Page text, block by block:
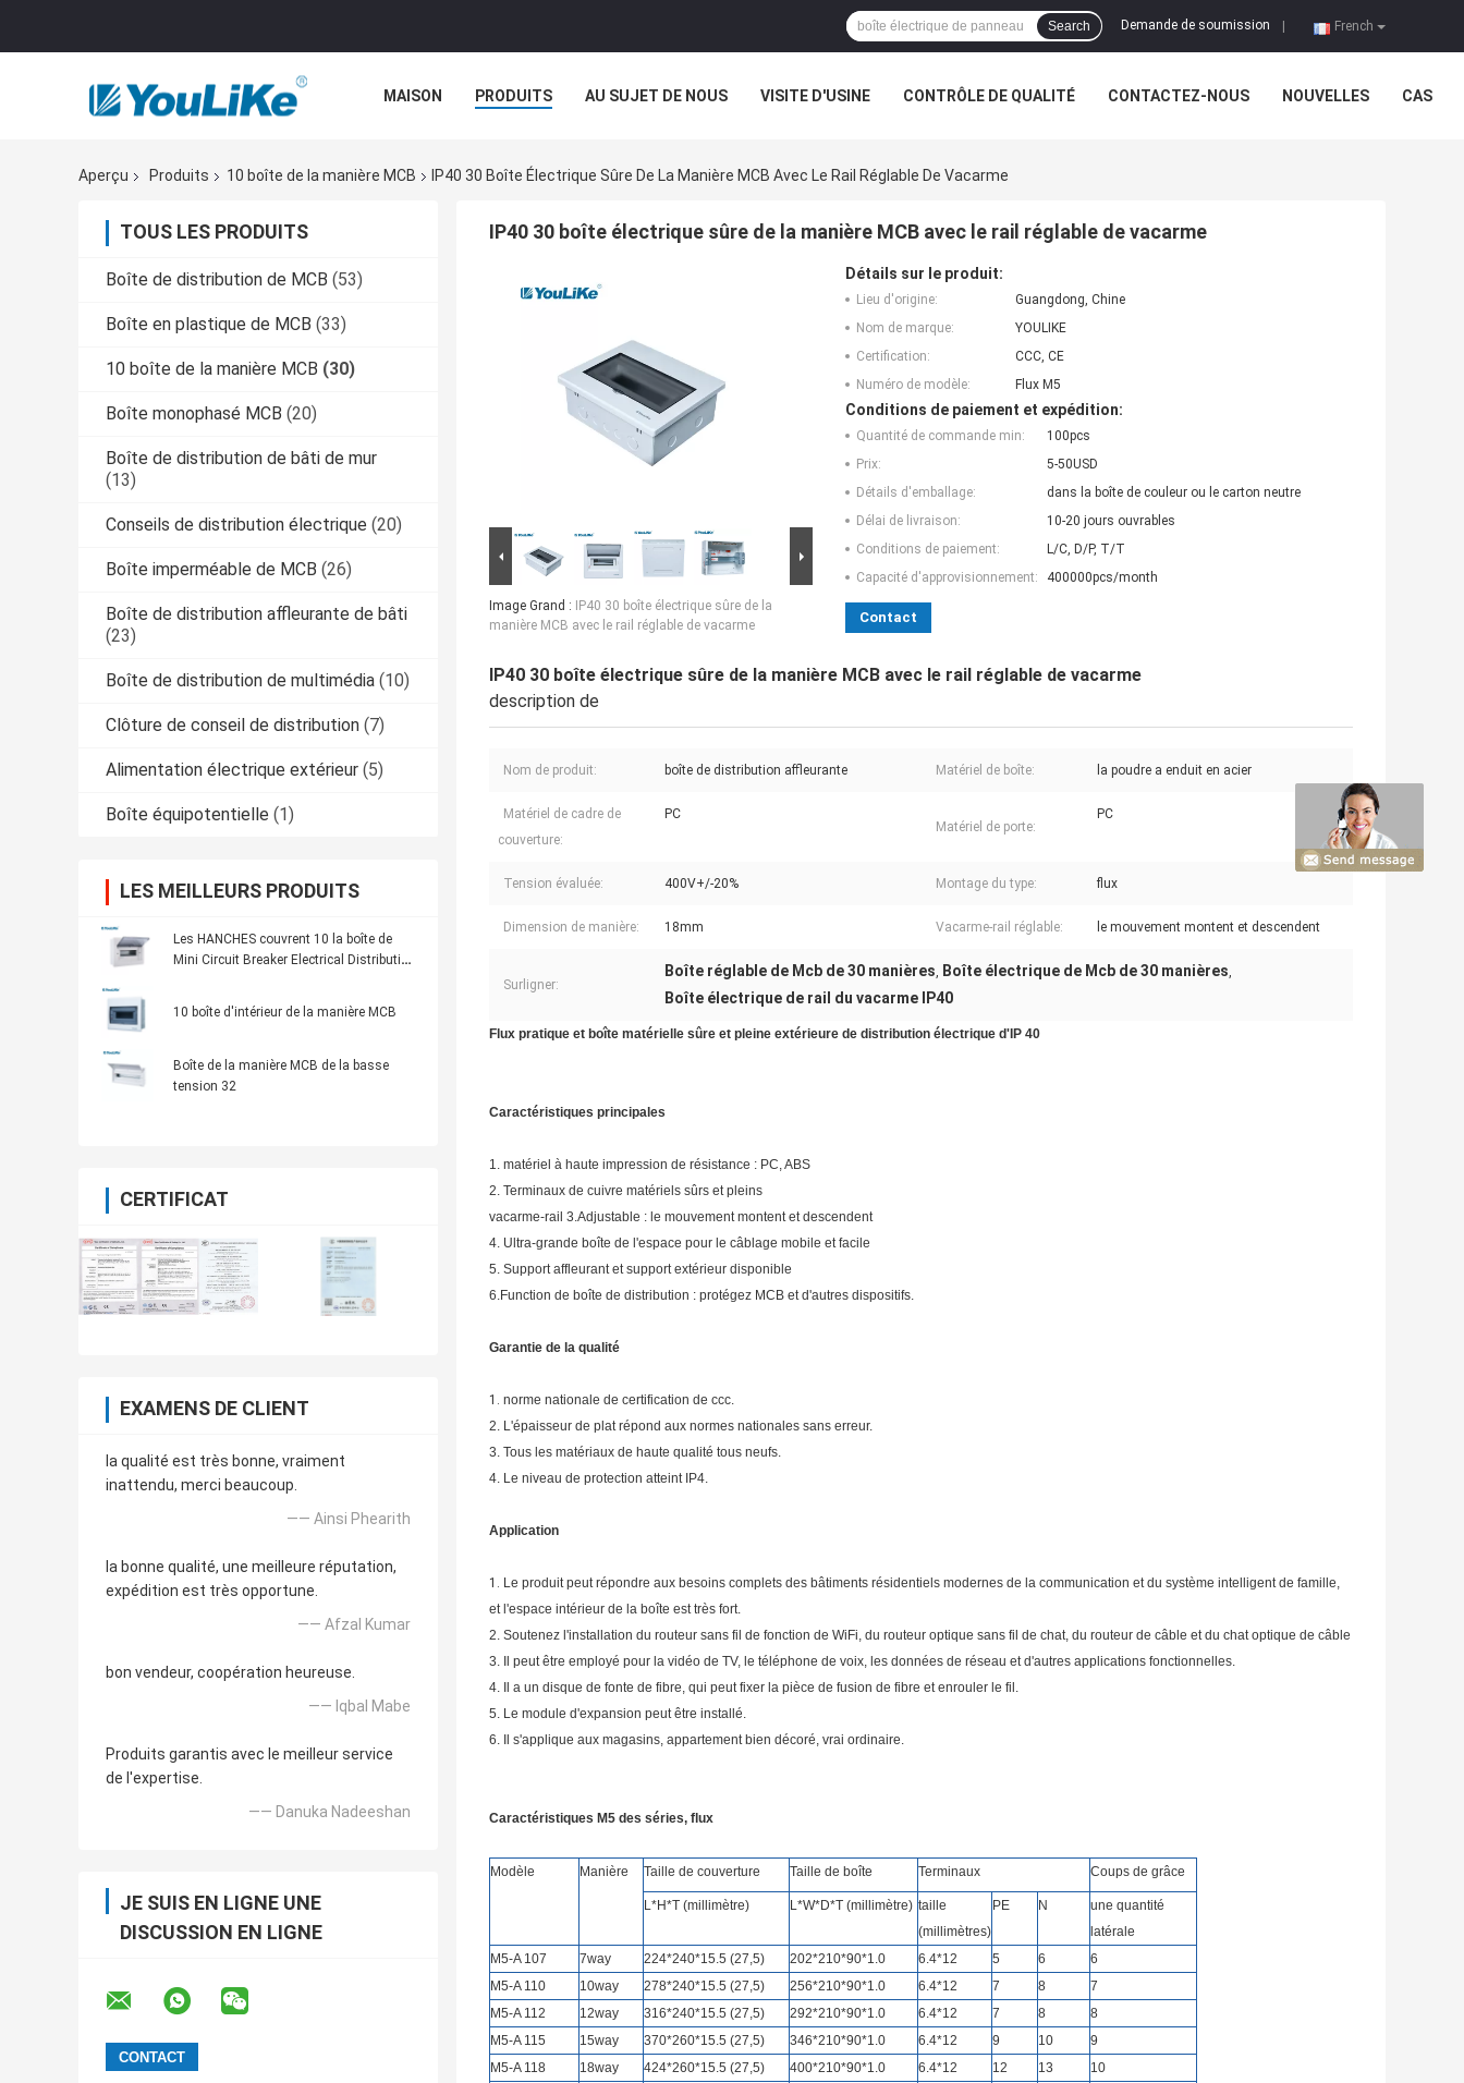
French
Demande de soumission
Search
MAISON PRODUITS AU SUJET DE NOUS VISITE D'USINE CONTRÔLE DE QUALITÉ CONTACTEZ-NOUS NOUVELLES CAS
Aperçu Produits 10 boîte de la manière MCB IP40 30 Boîte Électrique Sûre De La Manière MCB Avec Le Rail Réglable De Vacarme
TOUS LES PRODUITS
Boîte de distribution de MCB (53)
Boîte en plastique de MCB (33)
10 boîte de la manière MCB (30)
Boîte monophasé MCB (20)
Boîte de distribution de bâti de mur
(13)
Conseils de distribution électrique (20)
Boîte imperméable de MCB (26)
Boîte de distribution affleurante de bâti
(23)
Boîte de distribution de multimédia (10)
Clôture de conseil de distribution (7)
Alimentation électrique extérieur (5)
Boîte équipotentielle (1)
LES MEILLEURS PRODUITS
Les HANCHES couvrent 10 la boîte de
Mini Circuit Breaker Electrical Distribution
10 boîte d'intérieur de la manière MCB
Boîte de la manière MCB de la basse
tension 32
CERTIFICAT
EXAMENS DE CLIENT
la qualité est très bonne, vraiment
inattendu, merci beaucoup.
—— Ainsi Phearith
la bonne qualité, une meilleure réputation,
expédition est très opportune.
—— Afzal Kumar
bon vendeur, coopération heureuse.
—— Iqbal Mabe
Produits garantis avec le meilleur service
de l'expertise.
—— Danuka Nadeeshan
JE SUIS EN LIGNE UNE
DISCUSSION EN LIGNE
IP40 30 boîte électrique sûre de la manière MCB avec le rail réglable de vacarme
Image Grand :
IP40 30 boîte électrique sûre de la
manière MCB avec le rail réglable de vacarme
Détails sur le produit:
Lieu d'origine:
Guangdong, Chine
Nom de marque:
YOULIKE
Certification:
CCC, CE
Numéro de modèle:
Flux M5
Conditions de paiement et expédition:
Quantité de commande min:
100pcs
Prix:
5-50USD
Détails d'emballage:
dans la boîte de couleur ou le carton neutre
Délai de livraison:
10-20 jours ouvrables
Conditions de paiement:
L/C, D/P, T/T
Capacité d'approvisionnement:
400000pcs/month
Contact
IP40 30 boîte électrique sûre de la manière MCB avec le rail réglable de vacarme
description de
Nom de produit: boîte de distribution affleurante Matériel de boîte: la poudre a enduit en acier
Matériel de cadre de
couverture:
PC
Matériel de porte:
PC
Tension évaluée: 400V+/-20% Montage du type: flux
Dimension de manière: 18mm Vacarme-rail réglable: le mouvement montent et descendent
Surligner:
Boîte réglable de Mcb de 30 manières, Boîte électrique de Mcb de 30 manières,
Boîte électrique de rail du vacarme IP40
Flux pratique et boîte matérielle sûre et pleine extérieure de distribution électrique d'IP 40
Caractéristiques principales
1. matériel à haute impression de résistance : PC, ABS
2. Terminaux de cuivre matériels sûrs et pleins
vacarme-rail 3.Adjustable : le mouvement montent et descendent
4. Ultra-grande boîte de l'espace pour le câblage mobile et facile
5. Support affleurant et support extérieur disponible
6.Function de boîte de distribution : protégez MCB et d'autres dispositifs.
Garantie de la qualité
1. norme nationale de certification de ccc.
2. L'épaisseur de plat répond aux normes nationales sans erreur.
3. Tous les matériaux de haute qualité tous neufs.
4. Le niveau de protection atteint IP4.
Application
1. Le produit peut répondre aux besoins complets des bâtiments résidentiels modernes de la communication et du système intelligent de famille,
et l'espace intérieur de la boîte est très fort.
2. Soutenez l'installation du routeur sans fil de fonction de WiFi, du routeur optique sans fil de chat, du routeur de câble et du chat optique de câble
3. Il peut être employé pour la vidéo de TV, le téléphone de voix, les données de réseau et d'autres applications fonctionnelles.
4. Il a un disque de fonte de fibre, qui peut fixer la pièce de fusion de fibre et enrouler le fil.
5. Le module d'expansion peut être installé.
6. Il s'applique aux magasins, appartement bien décoré, vrai ordinaire.
Caractéristiques M5 des séries, flux
Modèle Manière Taille de couverture Taille de boîte Terminaux Coups de grâce
L*H*T (millimètre) L*W*D*T (millimètre) taille
(millimètres)
PE N
une quantité
latérale
M5-A 107
7way 224*240*15.5 (27,5) 202*210*90*1.0 6.4*12 5 6
6
M5-A 110
10way 278*240*15.5 (27,5) 256*210*90*1.0 6.4*12 7 8
7
M5-A 112
12way 316*240*15.5 (27,5) 292*210*90*1.0 6.4*12 7 8
8
M5-A 115
15way 370*260*15.5 (27,5) 346*210*90*1.0 6.4*12 9 10
9
M5-A 118
18way 424*260*15.5 (27,5) 400*210*90*1.0 6.4*12 12 13
10